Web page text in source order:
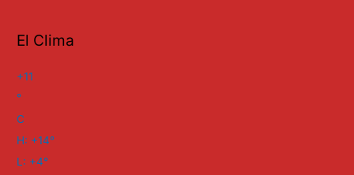
El Clima
+11
°
C
H: +14°
L: +4°